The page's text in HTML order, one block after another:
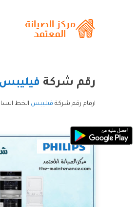
رقم شركة فيليبس
ارقام رقم شركة فيليبس الخط